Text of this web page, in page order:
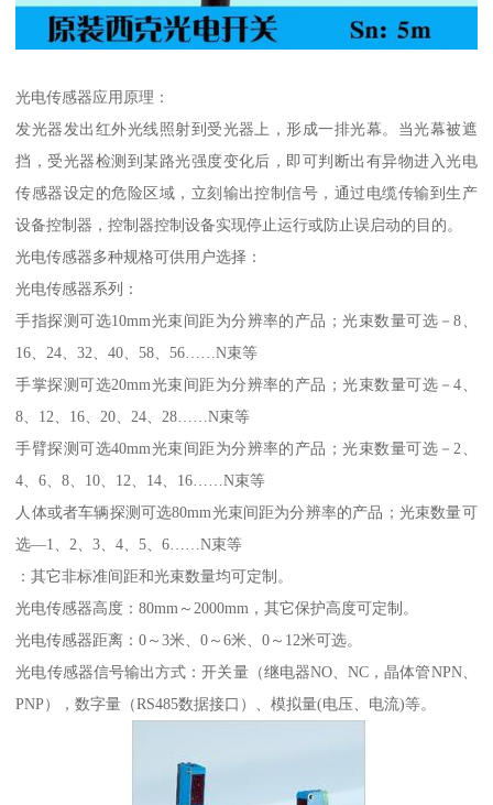
光电传感器应用原理：
发光器发出红外光线照射到受光器上，形成一排光幕。当光幕被遮
挡，受光器检测到某路光强度变化后，即可判断出有异物进入光电
传感器设定的危险区域，立刻输出控制信号，通过电缆传输到生产
设备控制器，控制器控制设备实现停止运行或防止误启动的目的。
光电传感器多种规格可供用户选择：
光电传感器系列：
手指探测可选10mm光束间距为分辨率的产品；光束数量可选－8、
16、24、32、40、58、56……N束等
手掌探测可选20mm光束间距为分辨率的产品；光束数量可选－4、
8、12、16、20、24、28……N束等
手臂探测可选40mm光束间距为分辨率的产品；光束数量可选－2、
4、6、8、10、12、14、16……N束等
人体或者车辆探测可选80mm光束间距为分辨率的产品；光束数量可
选—1、2、3、4、5、6……N束等
：其它非标准间距和光束数量均可定制。
光电传感器高度：80mm～2000mm，其它保护高度可定制。
光电传感器距离：0～3米、0～6米、0～12米可选。
光电传感器信号输出方式：开关量（继电器NO、NC，晶体管NPN、
PNP），数字量（RS485数据接口）、模拟量(电压、电流)等。